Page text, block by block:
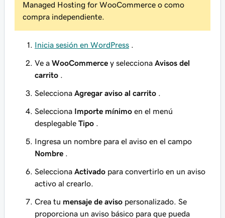
Managed Hosting for WooCommerce o como
compra independiente.
Inicia sesión en WordPress
Ve a WooCommerce y selecciona Avisos del
carrito
Selecciona Agregar aviso al carrito
Selecciona Importe mínimo en el menú
desplegable Tipo
Ingresa un nombre para el aviso en el campo
Nombre
Selecciona Activado para convertirlo en un aviso
activo al crearlo.
Crea tu mensaje de aviso personalizado. Se
proporciona un aviso básico para que pueda